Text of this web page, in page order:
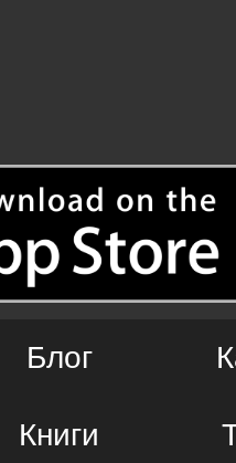
Блог
Книги